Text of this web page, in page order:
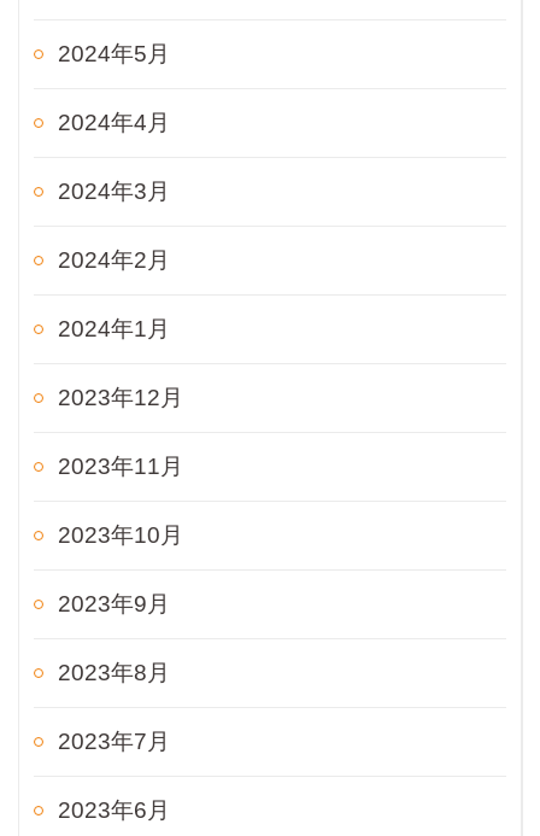
2024年5月
2024年4月
2024年3月
2024年2月
2024年1月
2023年12月
2023年11月
2023年10月
2023年9月
2023年8月
2023年7月
2023年6月